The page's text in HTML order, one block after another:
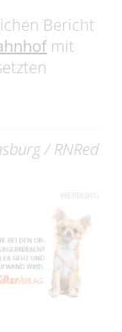
Bericht
mit
/ RNRed
WERBUNG